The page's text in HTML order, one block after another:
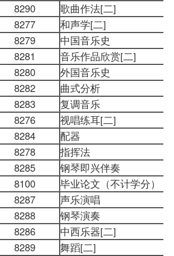
8290
歌曲作法[二]
8277
和声学[二]
8279
中国音乐史
8281
音乐作品欣赏[二]
8280
外国音乐史
8282
曲式分析
8283
复调音乐
8276
视唱练耳[二]
8284
配器
8278
指挥法
8285
钢琴即兴伴奏
8100
毕业论文（不计学分）
8287
声乐演唱
8288
钢琴演奏
8286
中西乐器[二]
8289 舞蹈[二]